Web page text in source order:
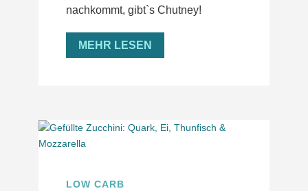
nachkommt, gibt`s Chutney!
MEHR LESEN
LOW CARB